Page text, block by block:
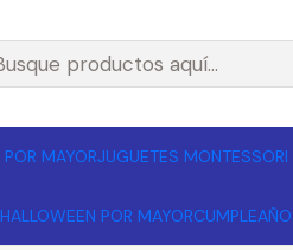
POR MAYORJUGUETES MONTESSORI
POR MAYOR